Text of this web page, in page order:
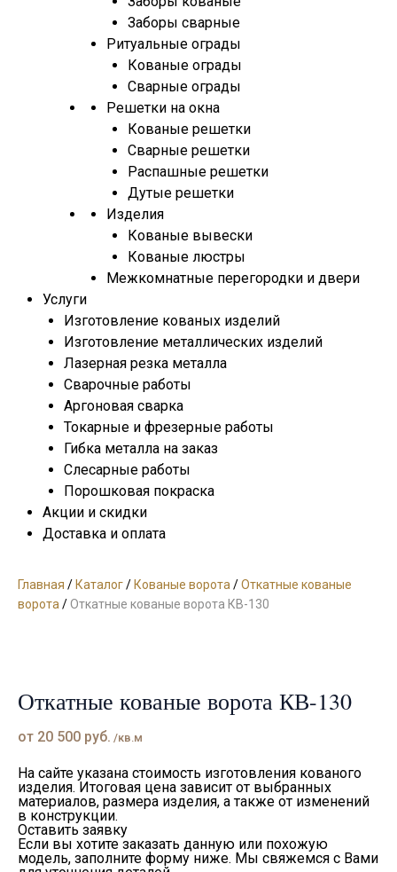
Заборы сварные
Ритуальные ограды
Кованые ограды
Сварные ограды
Решетки на окна
Кованые решетки
Сварные решетки
Распашные решетки
Дутые решетки
Изделия
Кованые вывески
Кованые люстры
Межкомнатные перегородки и двери
Услуги
Изготовление кованых изделий
Изготовление металлических изделий
Лазерная резка металла
Сварочные работы
Аргоновая сварка
Токарные и фрезерные работы
Гибка металла на заказ
Слесарные работы
Порошковая покраска
Акции и скидки
Доставка и оплата
Главная /Каталог/Кованые ворота /Откатные кованые
ворота /Откатные кованые ворота КВ-130
Откатные кованые ворота КВ-130
от 20 500 руб. /кв.м
На сайте указана стоимость изготовления кованого
изделия. Итоговая цена зависит от выбранных
материалов, размера изделия, а также от изменений
в конструкции.
Оставить заявку
Если вы хотите заказать данную или похожую
модель, заполните форму ниже. Мы свяжемся с Вами